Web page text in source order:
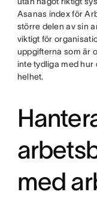
Asanas index för
större delen av sin
viktigt för
uppgifterna som är
inte tydliga med
helhet.
med